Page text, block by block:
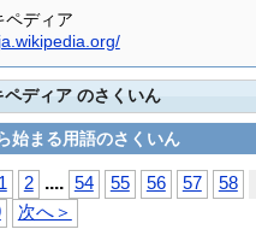
ペディア
ペディア のさくいん
始まる用語のさくいん
1 2 .... 54 55 56 57 58
次へ＞